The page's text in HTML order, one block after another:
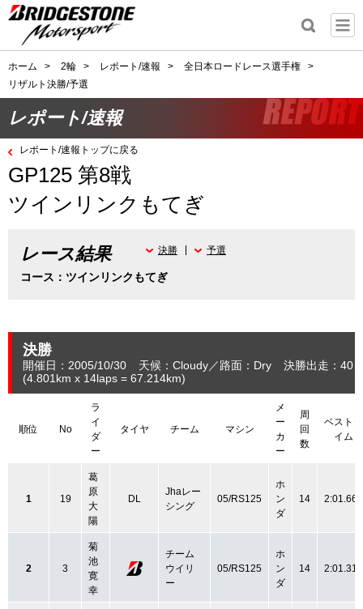
ホーム > 2輪 > レポート/速報 > 全日本ロードレース選手権
>
リザルト決勝/予選
レポート/速報
レポート/速報トップに戻る
GP125 第8戦
ツインリンクもてぎ
レース結果
コース：ツインリンクもてぎ
決勝 予選
決勝
開催日：2005/10/30 天候：Cloudy 路面：Dry
決勝出走：40
(4.801 km x 14laps = 67.214km)
順位 No
ラ
イ
ダ
ー
タイヤ チーム マシン
メ
ー
カ
ー
周
回
数
ベストタ
イム
1 19
葛
原
大
陽
DL
Jhaレー
シング
05/RS125
ホ
ン
ダ
14 2:01.660
2 3
菊
池
寛
幸
チーム
ウイリ
ー
05/RS125
ホ
ン
ダ
14 2:01.316